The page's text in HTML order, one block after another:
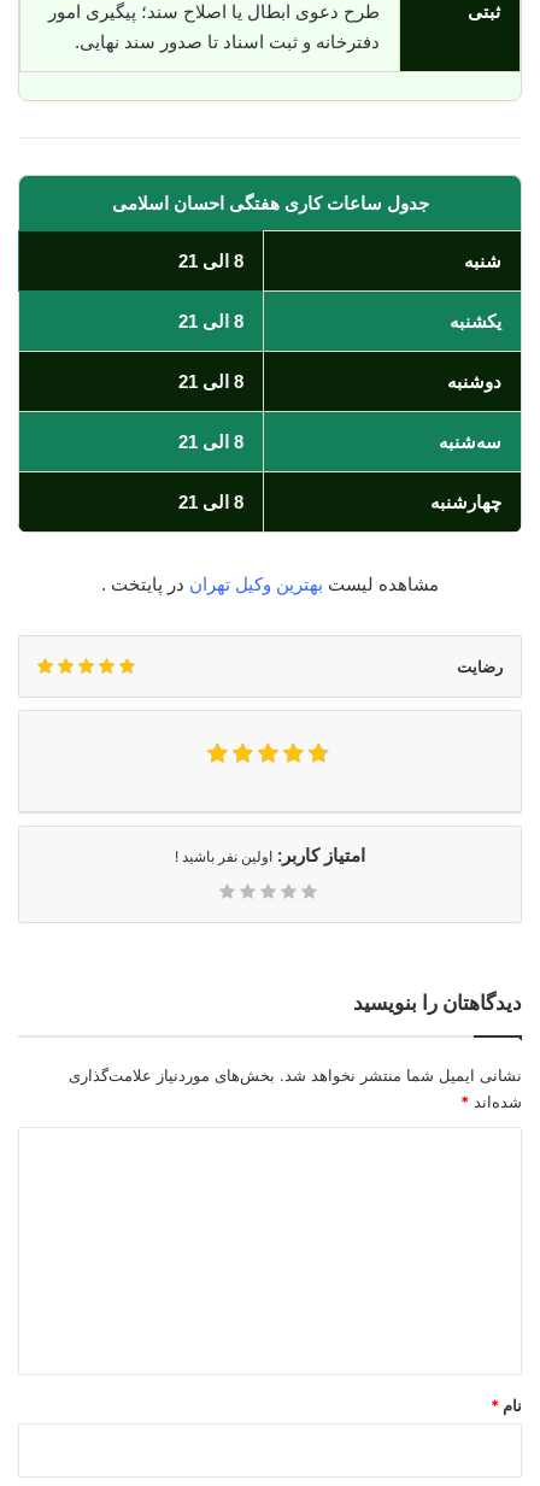
ثبتی
طرح دعوی ابطال یا اصلاح سند؛ پیگیری امور
دفترخانه و ثبت اسناد تا صدور سند نهایی.
جدول ساعات کاری هفتگی احسان اسلامی
شنبه 8 الی 21
یکشنبه 8 الی 21
دوشنبه 8 الی 21
سه‌شنبه 8 الی 21
چهارشنبه 8 الی 21
مشاهده لیست بهترین وکیل تهران در پایتخت .
رضایت
امتیاز کاربر: اولین نفر باشید !
دیدگاهتان را بنویسید
نشانی ایمیل شما منتشر نخواهد شد. بخش‌های موردنیاز علامت‌گذاری
شده‌اند *
نام *